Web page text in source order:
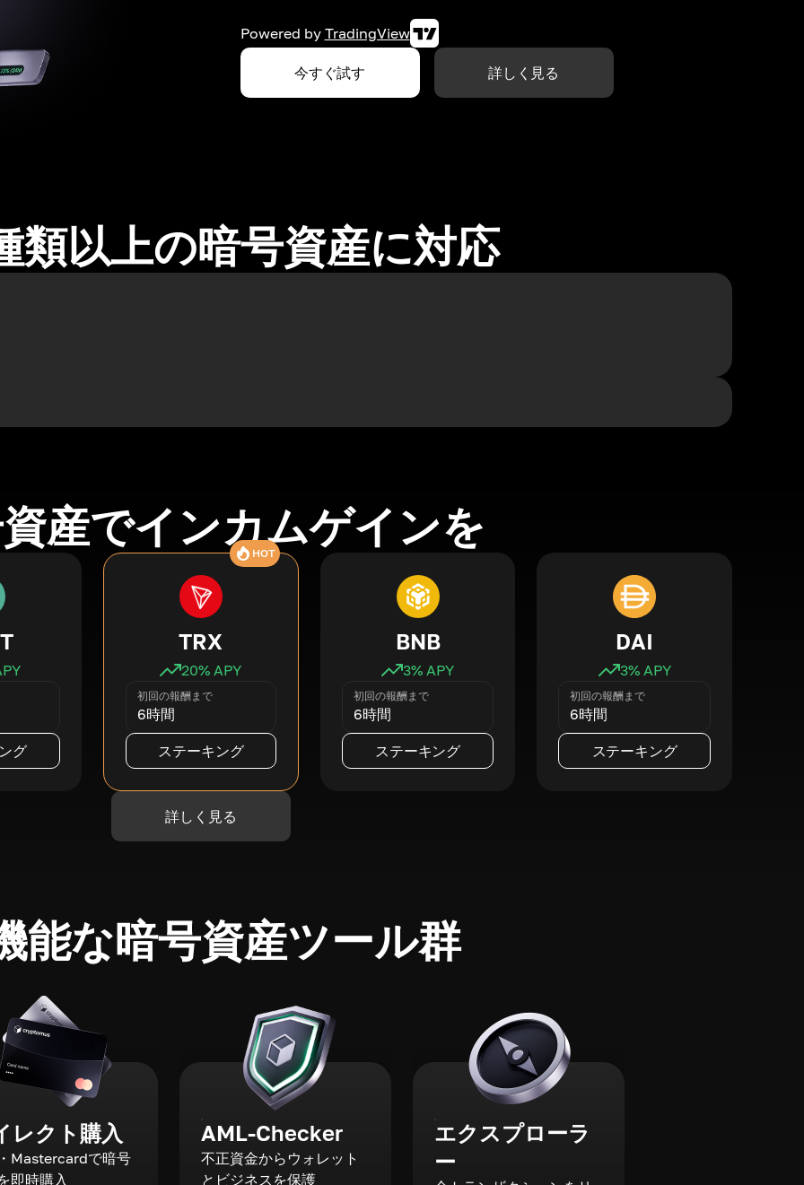
Powered by TradingView
今すぐ試す 詳しく見る
類以上の暗号資産に対応
産でインカムゲインを
グ
HOT
TRX
20% APY
初回の報酬まで
6時間
ステーキング
BNB
3% APY
初回の報酬まで
6時間
ステーキング
DAI
3% APY
初回の報酬まで
6時間
ステーキング
詳しく見る
能な暗号資産ツール群
レクト購入
Mastercardで暗号
即時購入
AML-Checker
不正資金からウォレット
とビジネスを保護
エクスプローラ
ー